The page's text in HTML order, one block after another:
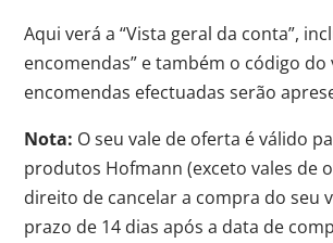
Aqui verá a “Vista geral da conta”,
encomendas” e também o código do
encomendas efectuadas serão
Nota: O seu vale de oferta é válido
produtos Hofmann (exceto vales de
direito de cancelar a compra do seu
prazo de 14 dias após a data de